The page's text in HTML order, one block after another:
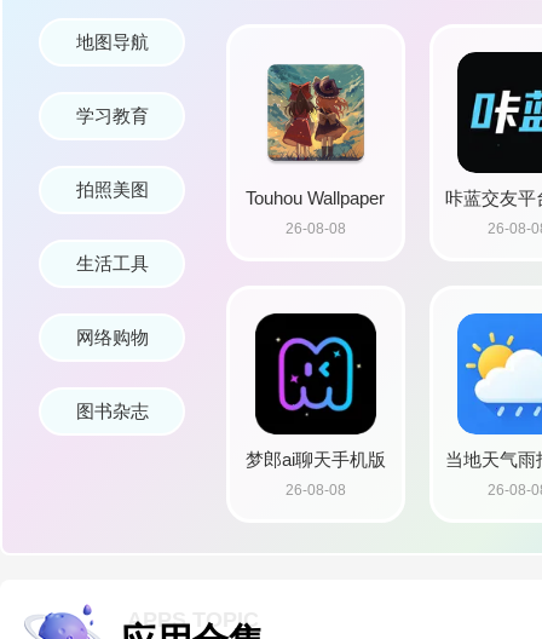
地图导航
学习教育
拍照美图
生活工具
网络购物
图书杂志
Touhou Wallpaper
Live HD动态壁纸
26-08-08
咔蓝交友平
版
26-08-
梦郎ai聊天手机版
下载
26-08-08
当地天气雨
安卓
26-08-
APPS TOPIC